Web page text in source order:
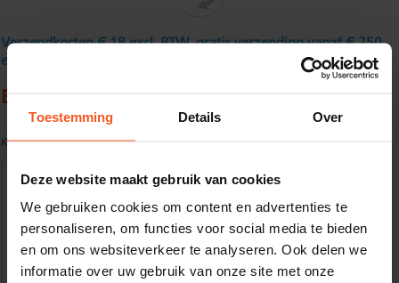
Toestemming Details Over
Deze website maakt gebruik van cookies
We gebruiken cookies om content en advertenties te
personaliseren, om functies voor social media te bieden
en om ons websiteverkeer te analyseren. Ook delen we
informatie over uw gebruik van onze site met onze
Verzendkosten € 18 excl. BTW, gratis verzending vanaf € 250
excl. BTW
Buisprofiel, roestvast, K32035 x 35 x 2 mm
Kwaliteit: AISI 304 / K320 geslepen
Gewenste
lengtemaat in
(max. 2000 mm)